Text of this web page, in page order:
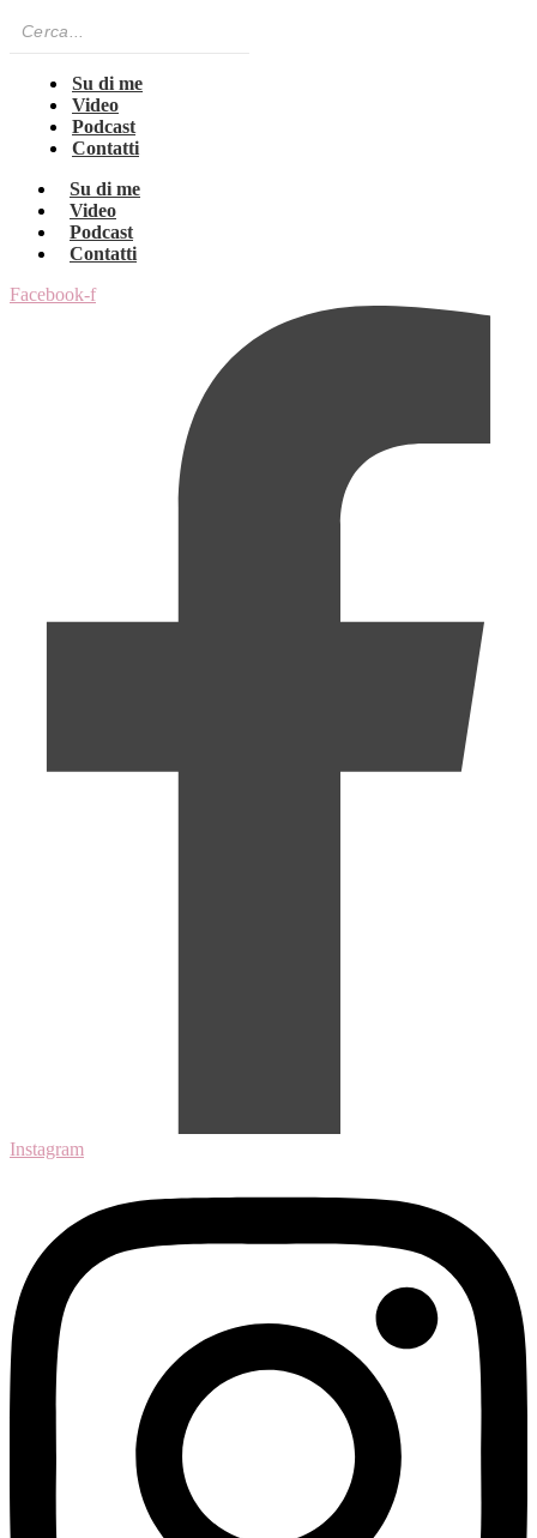
Su di me
Video
Podcast
Contatti
Su di me
Video
Podcast
Contatti
Facebook-f
Instagram